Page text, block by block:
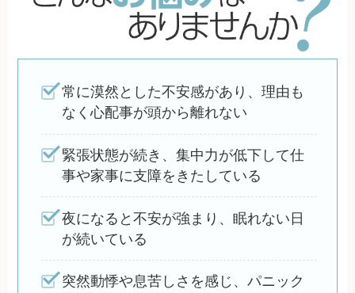
常に漠然とした不安感があり、理由も
なく心配事が頭から離れない
緊張状態が続き、集中力が低下して仕
事や家事に支障をきたしている
夜になると不安が強まり、眠れない日
が続いている
突然動悸や息苦しさを感じ、パニック